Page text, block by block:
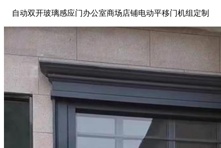
自动双开玻璃感应门办公室商场店铺电动平移门机组定制